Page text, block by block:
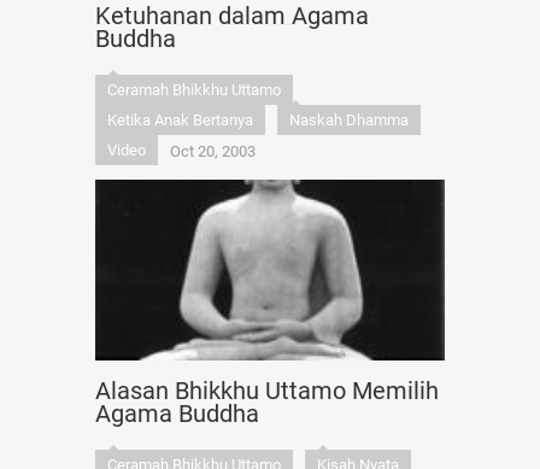
Ketuhanan dalam Agama
Buddha
Ceramah Bhikkhu Uttamo
Ketika Anak Bertanya
Naskah Dhamma
Video
Oct 20, 2003
Alasan Bhikkhu Uttamo Memilih
Agama Buddha
Ceramah Bhikkhu Uttamo Kisah Nyata